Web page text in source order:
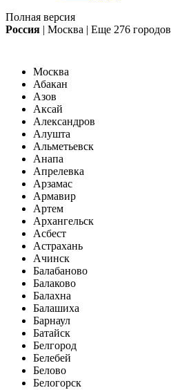
Полная версия
Россия | Москва | Еще 276 городов
Москва
Абакан
Азов
Аксай
Александров
Алушта
Альметьевск
Анапа
Апрелевка
Арзамас
Армавир
Артем
Архангельск
Асбест
Астрахань
Ачинск
Балабаново
Балаково
Балахна
Балашиха
Барнаул
Батайск
Белгород
Белебей
Белово
Белогорск